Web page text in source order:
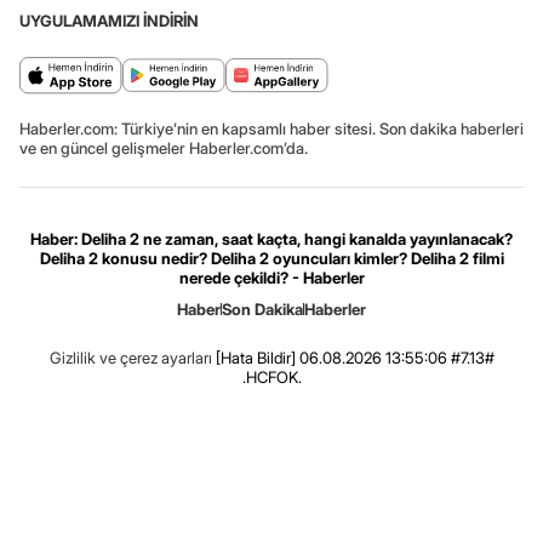
UYGULAMAMIZI İNDİRİN
Haberler.com: Türkiye’nin en kapsamlı haber sitesi. Son dakika haberleri
ve en güncel gelişmeler Haberler.com’da.
Haber: Deliha 2 ne zaman, saat kaçta, hangi kanalda yayınlanacak?
Deliha 2 konusu nedir? Deliha 2 oyuncuları kimler? Deliha 2 filmi
nerede çekildi? - Haberler
HaberSon DakikaHaberler
Gizlilik ve çerez ayarları [Hata Bildir] 06.08.2026 13:55:06 #7.13#
.HCFOK.